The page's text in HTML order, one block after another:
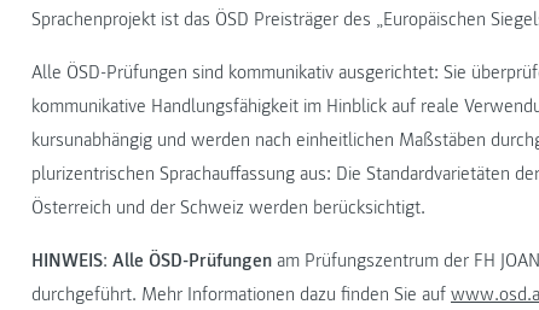
Sprachenprojekt ist das ÖSD Preisträger des „Europäischen
Alle ÖSD-Prüfungen sind kommunikativ ausgerichtet: Sie
kommunikative Handlungsfähigkeit im Hinblick auf reale
kursunabhängig und werden nach einheitlichen Maßstäben
plurizentrischen Sprachauffassung aus: Die Standardvarietäten
Österreich und der Schweiz werden berücksichtigt.
HINWEIS: Alle ÖSD-Prüfungen am Prüfungszentrum der FH
durchgeführt. Mehr Informationen dazu finden Sie auf